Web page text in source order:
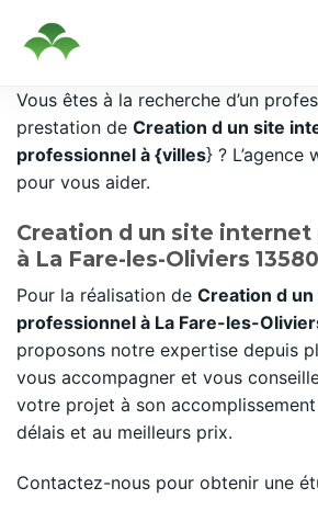
Passer
au
contenu
Vous êtes à la recherche d’un
prestation de Creation d un site
professionnel à {villes} ? L’agence
pour vous aider.
Creation d un site
à La Fare-les-Oliviers 13580
Pour la réalisation de Creation d
professionnel à La Fare-les-
proposons notre expertise depuis
vous accompagner et vous
votre projet à son
délais et au meilleurs prix.
Contactez-nous pour obtenir une